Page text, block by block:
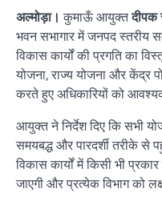
अल्मोड़ा। कुमाऊँ आयुक्तदीपक
भवन सभागार में जनपद स्तरीय
विकास कार्यों की प्रगति का
योजना, राज्य योजना और केंद्र
करते हुए अधिकारियों को आवश्यक
आयुक्त ने निर्देश दिए कि सभी
समयबद्ध और पारदर्शी तरीके से
विकास कार्यों में किसी भी
जाएगी और प्रत्येक विभाग को